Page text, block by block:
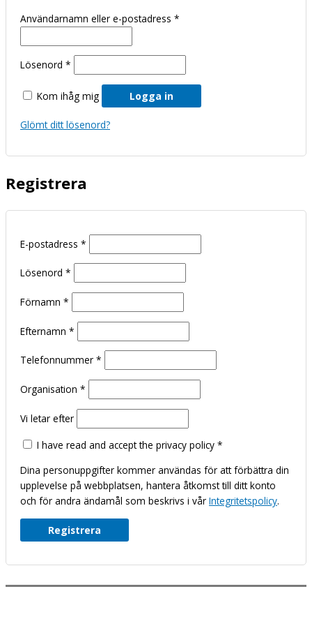
Användarnamn eller e-postadress *
Lösenord *
Kom ihåg mig Logga in
Glömt ditt lösenord?
Registrera
E-postadress *
Lösenord *
Förnamn *
Efternamn *
Telefonnummer *
Organisation *
Vi letar efter
I have read and accept the privacy policy *
Dina personuppgifter kommer användas för att förbättra din
upplevelse på webbplatsen, hantera åtkomst till ditt konto
och för andra ändamål som beskrivs i vår Integritetspolicy.
Registrera